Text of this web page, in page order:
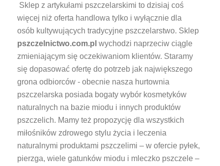
Sklep z artykułami pszczelarskimi to dzisiaj coś
więcej niż oferta handlowa tylko i wyłącznie dla
osób kultywujących tradycyjne pszczelarstwo. Sklep
pszczelnictwo.com.pl wychodzi naprzeciw ciągle
zmieniającym się oczekiwaniom klientów. Staramy
się dopasować ofertę do potrzeb jak największego
grona odbiorców - obecnie nasza hurtownia
pszczelarska posiada bogaty wybór kosmetyków
naturalnych na bazie miodu i innych produktów
pszczelich. Mamy też propozycję dla wszystkich
miłośników zdrowego stylu życia i leczenia
naturalnymi produktami pszczelimi – w ofercie pyłek,
pierzga, wiele gatunków miodu i mleczko pszczele –